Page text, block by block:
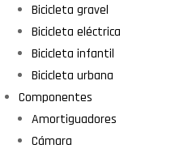
Bicicleta gravel
Bicicleta eléctrica
Bicicleta infantil
Bicicleta urbana
Componentes
Amortiguadores
Cámara